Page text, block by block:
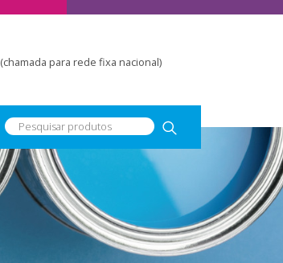
(chamada para rede fixa nacional)